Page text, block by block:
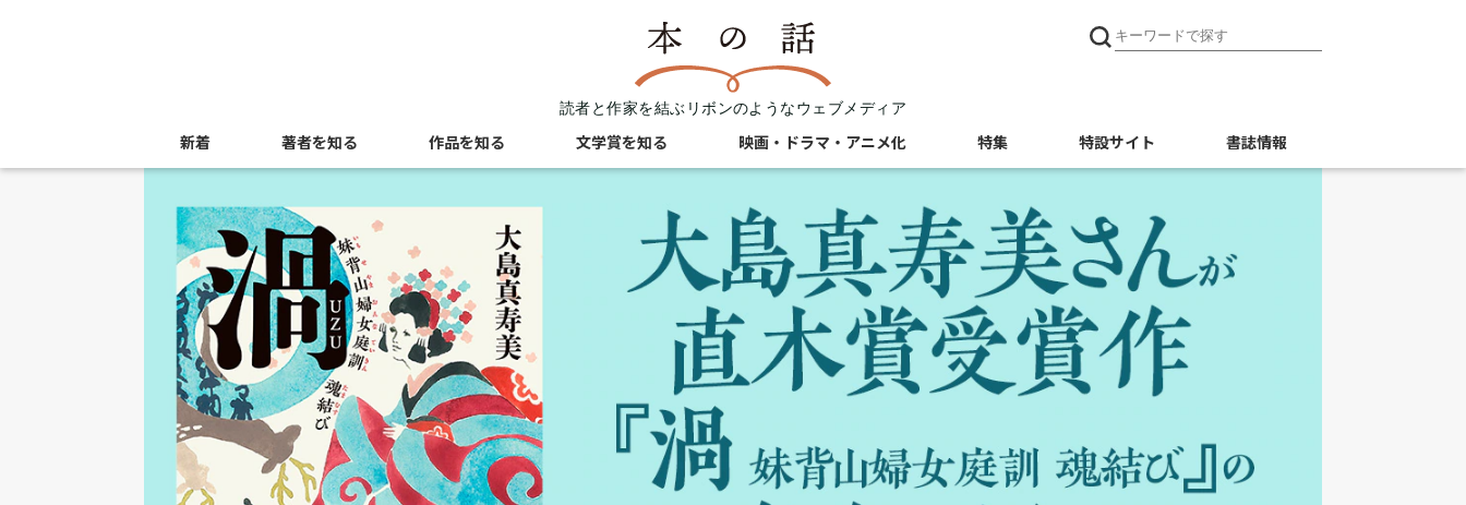
読者と作家を結ぶリボンのようなウェブメディア
新着 著者を知る 作品を知る 文学賞を知る 映画・ドラマ・アニメ化 特集 特設サイト 書誌情報